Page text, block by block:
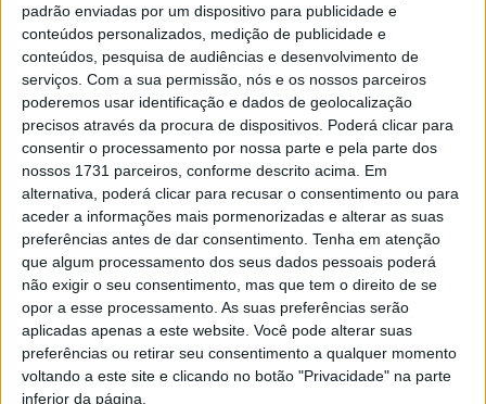
padrão enviadas por um dispositivo para publicidade e
conteúdos personalizados, medição de publicidade e
conteúdos, pesquisa de audiências e desenvolvimento de
serviços. Com a sua permissão, nós e os nossos parceiros
poderemos usar identificação e dados de geolocalização
precisos através da procura de dispositivos. Poderá clicar para
consentir o processamento por nossa parte e pela parte dos
nossos 1731 parceiros, conforme descrito acima. Em
alternativa, poderá clicar para recusar o consentimento ou para
aceder a informações mais pormenorizadas e alterar as suas
preferências antes de dar consentimento. Tenha em atenção
que algum processamento dos seus dados pessoais poderá
não exigir o seu consentimento, mas que tem o direito de se
opor a esse processamento. As suas preferências serão
aplicadas apenas a este website. Você pode alterar suas
preferências ou retirar seu consentimento a qualquer momento
voltando a este site e clicando no botão "Privacidade" na parte
inferior da página.
ecologia e biologia evolutiva.
A nível geral mundial, Vítor Martinho ocupa a posição
5.924.
Esta e outras notícias para ouvir na Estação Diária – 96.8
FM ou em www.968.fm.
Pub
TAGS IPV Viseu